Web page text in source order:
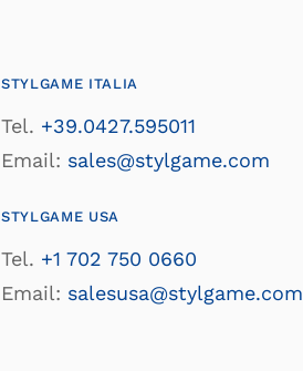
STYLGAME ITALIA
Tel. +39.0427.595011
Email: sales@stylgame.com
STYLGAME USA
Tel. +1 702 750 0660
Email: salesusa@stylgame.com